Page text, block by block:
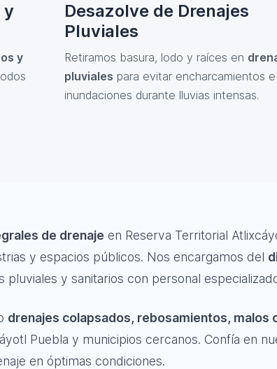
y
y
Desazolve de Drenajes
Pluviales
Retiramos basura, lodo y raíces en
pluviales para evitar encharcamientos e
inundaciones durante lluvias intensas.
de drenaje en Reserva Territorial
y espacios públicos. Nos encargamos del
pluviales y sanitarios con personal
drenajes colapsados, rebosamientos, malos
Puebla y municipios cercanos. Confía en
en óptimas condiciones.